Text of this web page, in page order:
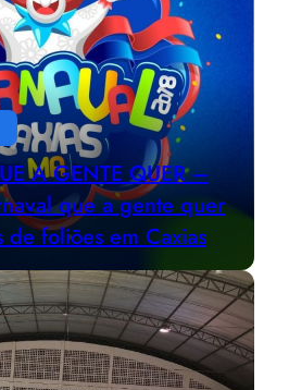
A GENTE QUER –
que a gente quer
foliões em Caxias